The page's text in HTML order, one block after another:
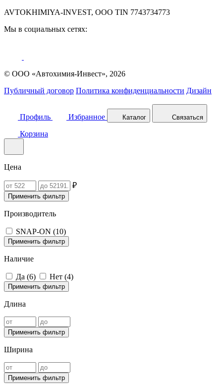
AVTOKHIMIYA-INVEST, OOO TIN 7743734773
Мы в социальных сетях:
© ООО «Автохимия-Инвест», 2026
Публичный договор Политика конфиденциальности Дизайн
Профиль Избранное Каталог Связаться
Корзина
Цена
₽
Применить фильтр
Производитель
SNAP-ON (10)
Применить фильтр
Наличие
Да (6) Нет (4)
Применить фильтр
Длина
Применить фильтр
Ширина
Применить фильтр